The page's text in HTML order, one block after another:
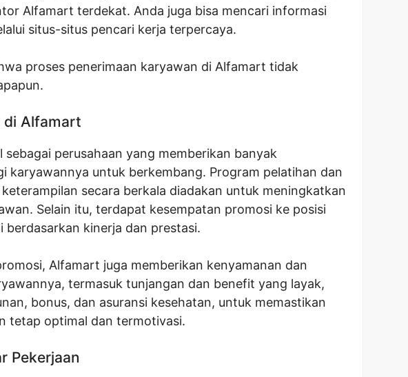
Alfamart terdekat. Anda juga bisa mencari informasi
situs-situs pencari kerja terpercaya.
proses penerimaan karyawan di Alfamart tidak
di Alfamart
sebagai perusahaan yang memberikan banyak
karyawannya untuk berkembang. Program pelatihan dan
secara berkala diadakan untuk meningkatkan
Selain itu, terdapat kesempatan promosi ke posisi
berdasarkan kinerja dan prestasi.
Alfamart juga memberikan kenyamanan dan
termasuk tunjangan dan benefit yang layak,
bonus, dan asuransi kesehatan, untuk memastikan
tetap optimal dan termotivasi.
Pekerjaan